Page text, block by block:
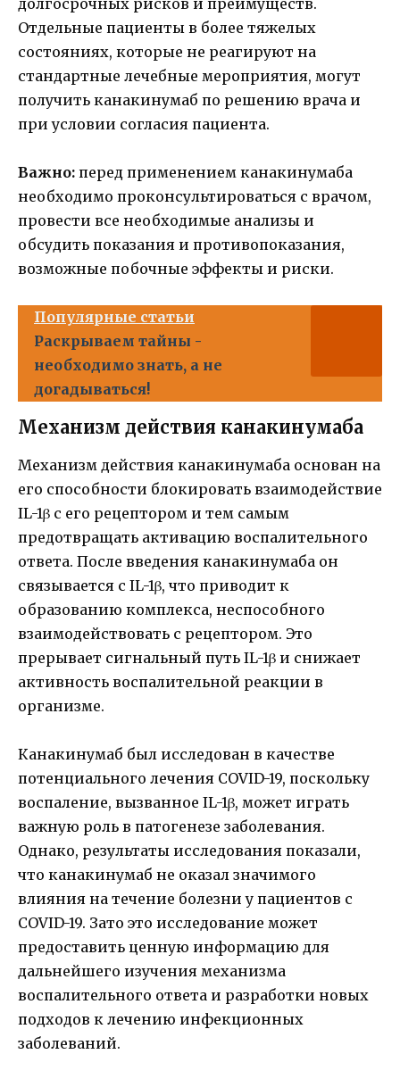
Отдельные пациенты в более тяжелых
состояниях, которые не реагируют на
стандартные лечебные мероприятия, могут
получить канакинумаб по решению врача и
при условии согласия пациента.
Важно: перед применением канакинумаба
необходимо проконсультироваться с врачом,
провести все необходимые анализы и
обсудить показания и противопоказания,
возможные побочные эффекты и риски.
Популярные статьи
Раскрываем тайны -
необходимо знать, а не
догадываться!
Механизм действия канакинумаба
Механизм действия канакинумаба основан на
его способности блокировать взаимодействие
IL-1β с его рецептором и тем самым
предотвращать активацию воспалительного
ответа. После введения канакинумаба он
связывается с IL-1β, что приводит к
образованию комплекса, неспособного
взаимодействовать с рецептором. Это
прерывает сигнальный путь IL-1β и снижает
активность воспалительной реакции в
организме.
Канакинумаб был исследован в качестве
потенциального лечения COVID-19, поскольку
воспаление, вызванное IL-1β, может играть
важную роль в патогенезе заболевания.
Однако, результаты исследования показали,
что канакинумаб не оказал значимого
влияния на течение болезни у пациентов с
COVID-19. Зато это исследование может
предоставить ценную информацию для
дальнейшего изучения механизма
воспалительного ответа и разработки новых
подходов к лечению инфекционных
заболеваний.